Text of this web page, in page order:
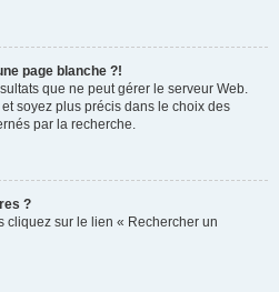
page blanche ?!
que ne peut gérer le serveur Web.
soyez plus précis dans le choix des
par la recherche.
?
cliquez sur le lien « Rechercher un